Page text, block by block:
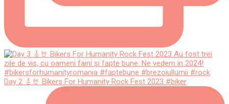
Day 2 🎸🤘 Bikers For Humanity Rock Fest 2023 #biker